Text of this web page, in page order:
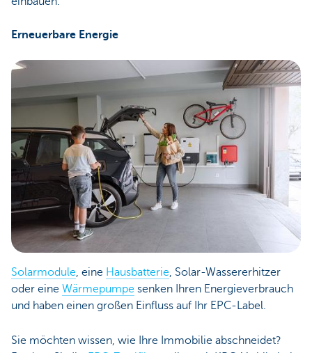
Erneuerbare Energie
Solarmodule, eine Hausbatterie, Solar-Wassererhitzer
oder eine Wärmepumpe senken Ihren Energieverbrauch
und haben einen großen Einfluss auf Ihr EPC-Label.
Sie möchten wissen, wie Ihre Immobilie abschneidet?